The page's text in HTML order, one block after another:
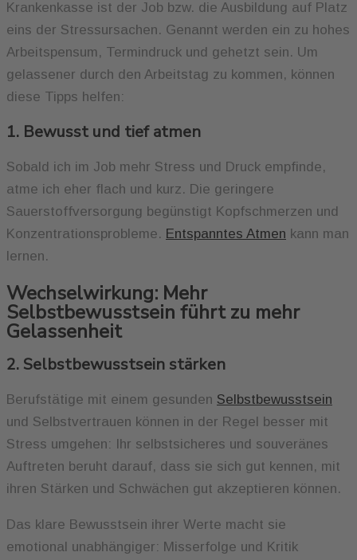
Krankenkasse ist der Job bzw. die Ausbildung auf Platz
eins der Stressursachen. Genannt werden ein zu hohes
Arbeitspensum, Termindruck und gehetzt sein. Um
gelassener durch den Arbeitstag zu kommen, können
diese Tipps helfen:
1. Bewusst und tief atmen
Sobald ich im Job mehr Stress und Druck empfinde,
atme ich eher flach und kurz. Die geringere
Sauerstoffversorgung begünstigt Kopfschmerzen und
Konzentrationsprobleme. Entspanntes Atmen kann man
lernen.
Wechselwirkung: Mehr
Selbstbewusstsein führt zu mehr
Gelassenheit
2. Selbstbewusstsein stärken
Berufstätige mit einem gesunden Selbstbewusstsein
und Selbstvertrauen können in der Regel besser mit
Stress umgehen: Ihr selbstsicheres und souveränes
Auftreten beruht darauf, dass sie sich gut kennen, mit
ihren Stärken und Schwächen gut akzeptieren können.
Das klare Bewusstsein ihrer Werte macht sie
emotional unabhängiger: Misserfolge und Kritik